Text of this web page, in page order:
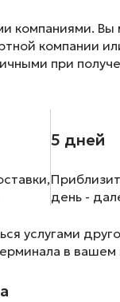
компаниями. Вы
компании
при
5 дней
день -
услугами
в вашем